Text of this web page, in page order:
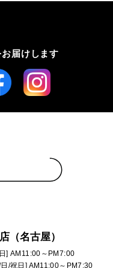
（名古屋）
] AM11:00～PM7:00
/祝日] AM11:00～PM7:30
お届けします